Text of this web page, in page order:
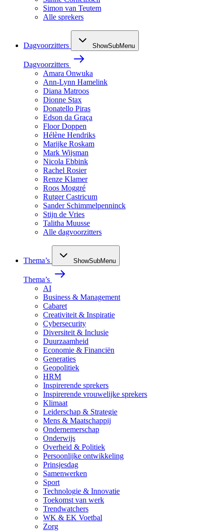
Simon van Teutem
Alle sprekers
Dagvoorzitters ShowSubMenu
Dagvoorzitters
Amara Onwuka
Ann-Lynn Hamelink
Diana Matroos
Dionne Stax
Donatello Piras
Edson da Graça
Floor Doppen
Hélène Hendriks
Marijke Roskam
Mark Wijsman
Nicola Ebbink
Rachel Rosier
Renze Klamer
Roos Moggré
Rutger Castricum
Sander Schimmelpenninck
Stijn de Vries
Talitha Muusse
Alle dagvoorzitters
Thema’s ShowSubMenu
Thema’s
AI
Business & Management
Cabaret
Creativiteit & Inspiratie
Cybersecurity
Diversiteit & Inclusie
Duurzaamheid
Economie & Financiën
Generaties
Geopolitiek
HRM
Inspirerende sprekers
Inspirerende vrouwelijke sprekers
Klimaat
Leiderschap & Strategie
Mens & Maatschappij
Ondernemerschap
Onderwijs
Overheid & Politiek
Persoonlijke ontwikkeling
Prinsjesdag
Samenwerken
Sport
Technologie & Innovatie
Toekomst van werk
Trendwatchers
WK & EK Voetbal
Zorg